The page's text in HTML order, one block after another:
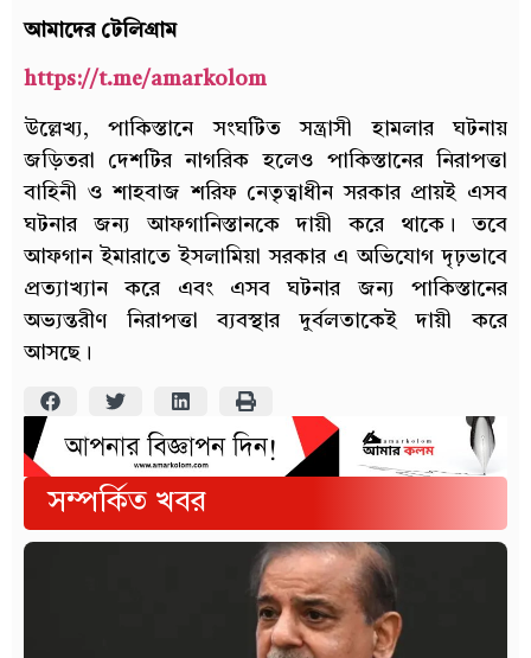
আমাদের টেলিগ্রাম
https://t.me/amarkolom
উল্লেখ্য, পাকিস্তানে সংঘটিত সন্ত্রাসী হামলার ঘটনায়
জড়িতরা দেশটির নাগরিক হলেও পাকিস্তানের নিরাপত্তা
বাহিনী ও শাহবাজ শরিফ নেতৃত্বাধীন সরকার প্রায়ই এসব
ঘটনার জন্য আফগানিস্তানকে দায়ী করে থাকে। তবে
আফগান ইমারাতে ইসলামিয়া সরকার এ অভিযোগ দৃঢ়ভাবে
প্রত্যাখ্যান করে এবং এসব ঘটনার জন্য পাকিস্তানের
অভ্যন্তরীণ নিরাপত্তা ব্যবস্থার দুর্বলতাকেই দায়ী করে
আসছে।
সম্পর্কিত খবর